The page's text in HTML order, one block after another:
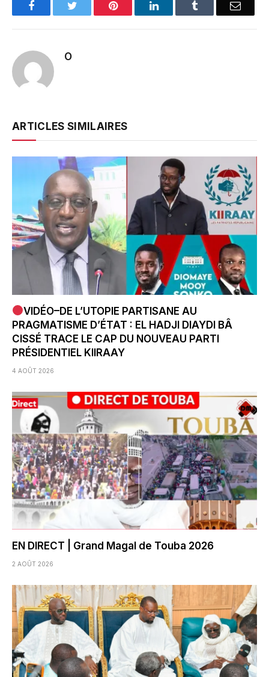
FacebookTwitter Pinterest LinkedInTumblr Email
O
ARTICLES SIMILAIRES
VIDÉO–DE L’UTOPIE PARTISANE AU
PRAGMATISME D’ÉTAT : EL HADJI DIAYDI BÂ
CISSÉ TRACE LE CAP DU NOUVEAU PARTI
PRÉSIDENTIEL KIIRAAY
4 AOÛT 2026
EN DIRECT | Grand Magal de Touba 2026
2 AOÛT 2026